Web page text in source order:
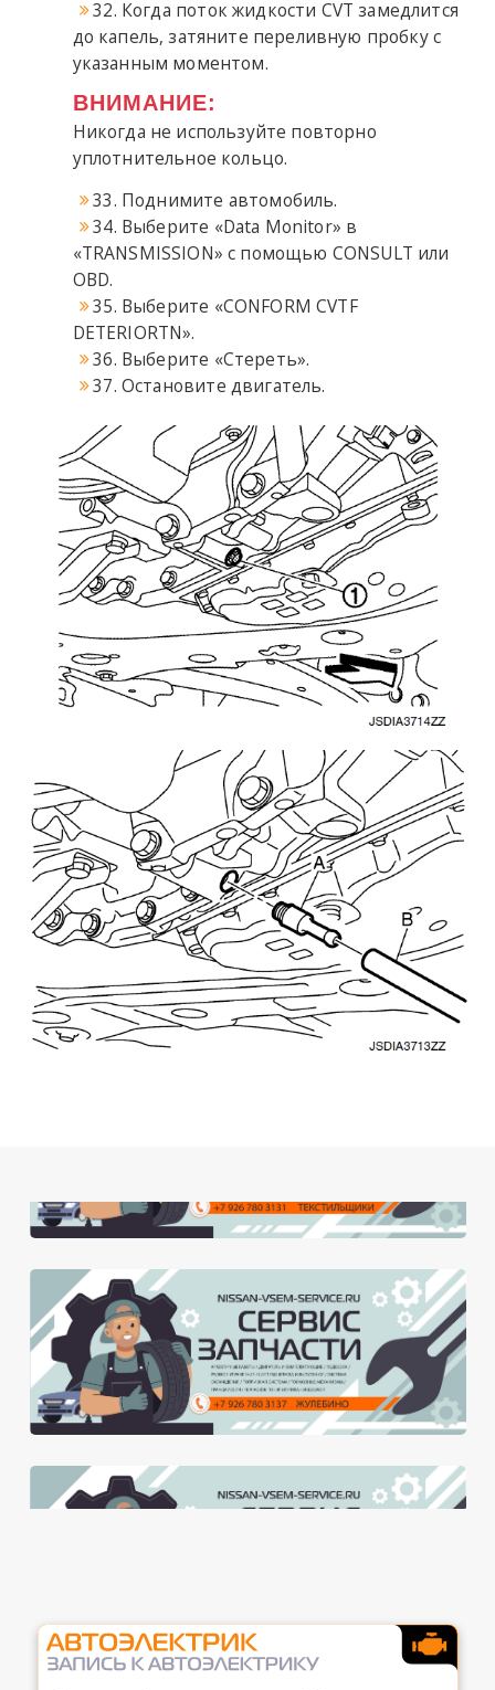
32. Когда поток жидкости CVT замедлится
до капель, затяните переливную пробку с
указанным моментом.
ВНИМАНИЕ:
Никогда не используйте повторно
уплотнительное кольцо.
33. Поднимите автомобиль.
34. Выберите «Data Monitor» в
«TRANSMISSION» с помощью CONSULT или
OBD.
35. Выберите «CONFORM CVTF
DETERIORTN».
36. Выберите «Стереть».
37. Остановите двигатель.